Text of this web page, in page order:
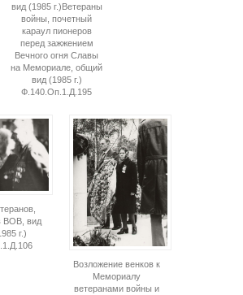
вид (1985 г.)Ветераны
войны, почетный
караул пионеров
перед зажжением
Вечного огня Славы
на Мемориале, общий
вид (1985 г.)
Ф.140.Оп.1.Д.195
ВОВ, вид
г.)
Возложение венков к
Мемориалу
ветеранами войны и